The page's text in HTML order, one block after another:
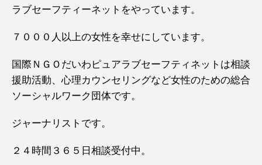
ラブセーフティーネットをやっています。
７０００人以上の女性を幸せにしています。
国際ＮＧＯだいわピュアラブセーフティネットは相談
援助活動、心理カウンセリングなど女性のための総合
ソーシャルワーク団体です。
ジャーナリストです。
２４時間３６５日相談受付中。